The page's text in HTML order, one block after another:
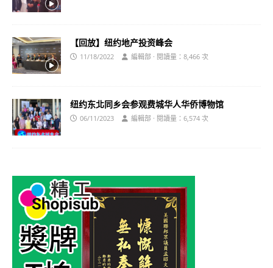
【回放】纽约地产投资峰会
11/18/2022 編輯部 · 閱讀量：8,466 次
纽约东北同乡会参观费城华人华侨博物馆
06/11/2023 編輯部 · 閱讀量：6,574 次